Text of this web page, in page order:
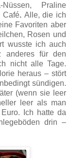
Praline
Café. Alle, die ich
Favoriten aber
Rosen und
wusste ich auch
anderes für den
nicht alle Tage.
heraus – stört
sündigen.
(wenn sie leer
leer als man
Ich hatte da
drin –